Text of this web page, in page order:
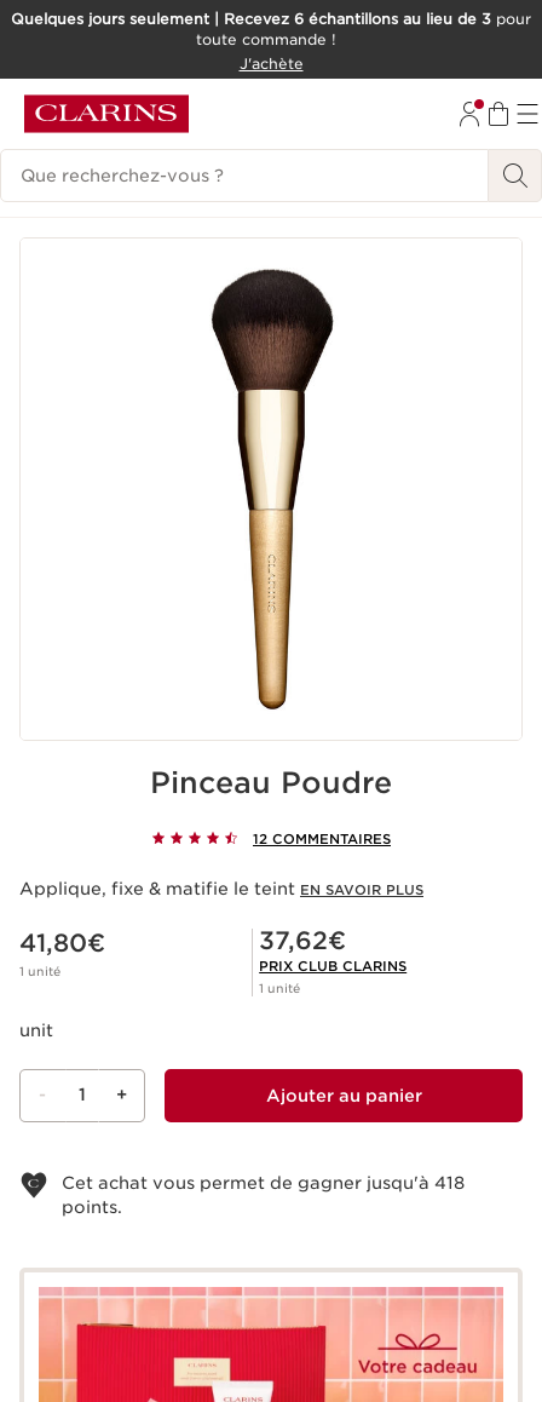
ALLER AU CONTENU
Quelques jours seulement | Recevez 6 échantillons au lieu de 3 pour
toute commande !
J'achète
Historique des recherches
Pinceau Poudre
12 COMMENTAIRES
Applique, fixe & matifie le teint EN SAVOIR PLUS
Nouveau prix 41,80€
41,80€
1 unité
Prix Club Clarins 37,62€
37,62€
PRIX CLUB CLARINS
1 unité
unit
- 1 + Ajouter au panier
Cet achat vous permet de gagner jusqu'à 418
points.